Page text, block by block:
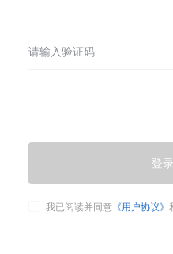
我已阅读并同意 《用户协议》
登